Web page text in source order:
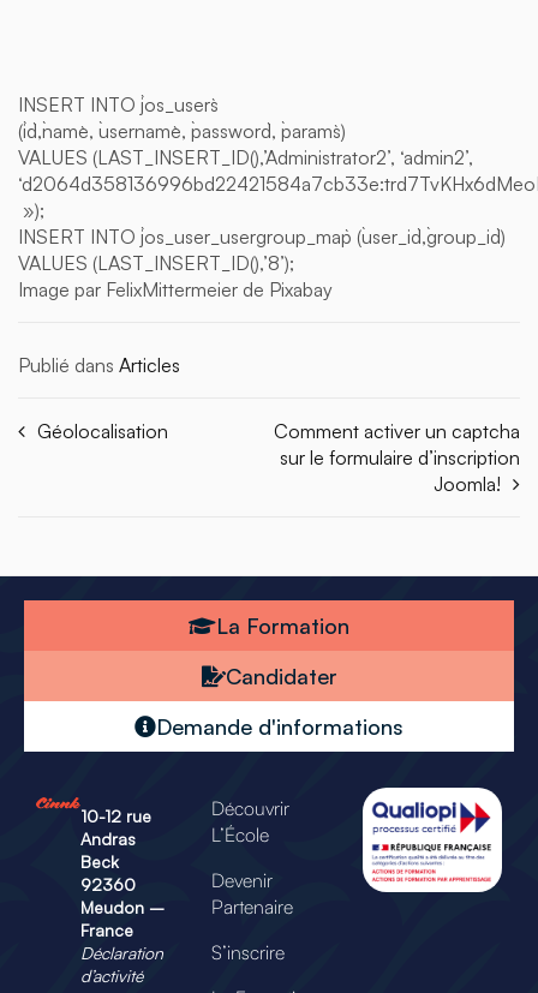
INSERT INTO `jos_users`
(`id`,`name`, `username`, `password`, `params`)
VALUES (LAST_INSERT_ID(),’Administrator2’, ‘admin2’,
»);
INSERT INTO `jos_user_usergroup_map` (`user_id`,`group_id`)
VALUES (LAST_INSERT_ID(),’8’);
Image par FelixMittermeier de Pixabay
Publié dans Articles
Géolocalisation
Comment activer un captcha
sur le formulaire d’inscription
Joomla!
La Formation
Candidater
Demande d'informations
10-12 rue
Andras
Beck
92360
Meudon –
France
Déclaration
d’activité
Découvrir
L’École
Devenir
Partenaire
S’inscrire